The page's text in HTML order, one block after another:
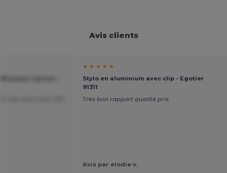
Avis clients
★ ★ ★ ★ ★
Stylo en aluminium avec clip - Egotier
91311
Très bon rapport qualité prix
Avis par elodie v.